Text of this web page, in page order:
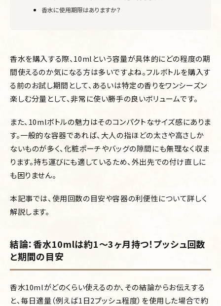
香水に使用期限はありますか？
香水を購入する際、10mlという容量が具体的にどの程度の期
間使えるのか気になる方は多いですよね。フルボトルを購入す
る前のお試し期間として、あるいは特定の香りをワンシーズン
楽しむ分量として、非常に使い勝手の良いボリュームです。
また、10mlボトルの魅力はそのコンパクトなサイズ感にありま
す。一般的な容器であれば、大人の指ほどの太さや高さしか
ないものが多く、化粧ポーチやバッグの隙間にも無理なく収ま
ります。持ち運びにも適しているため、外出先での付け直しに
も困りません。
本記事では、使用回数の目安や容器の利便性について詳しく
解説します。
結論：香水10mlは約1〜3ヶ月持つ！プッシュ回数
と期間の目安
香水10mlがどのくらい使えるのか、その結論からお伝えする
と、毎日適量（例えば1日2プッシュ程度）を使用した場合で約